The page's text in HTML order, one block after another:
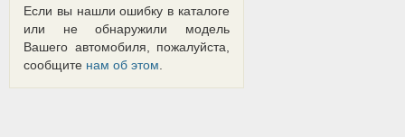
Если вы нашли ошибку в каталоге
или не обнаружили модель
Вашего автомобиля, пожалуйста,
сообщите нам об этом